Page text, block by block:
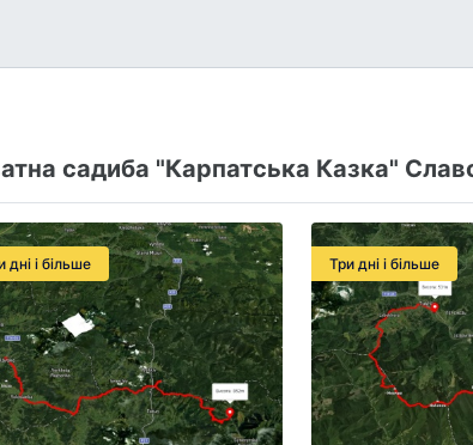
садиба "Карпатська Казка"
дні і більше Три дні і більше